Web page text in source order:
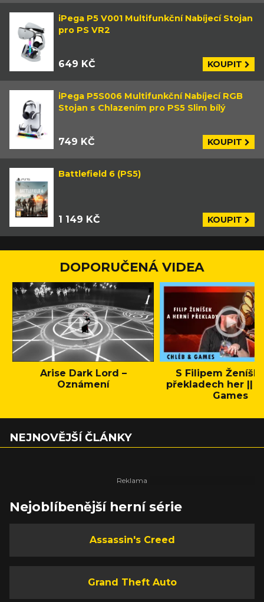
iPega P5 V001 Multifunkční Nabíjecí Stojan
pro PS VR2
649 KČ KOUPIT
iPega P5S006 Multifunkční Nabíjecí RGB
Stojan s Chlazením pro PS5 Slim bílý
749 KČ KOUPIT
Battlefield 6 (PS5)
1 149 KČ KOUPIT
DOPORUČENÁ VIDEA
Arise Dark Lord –
Oznámení
S Filipem
překladech her ||
Games
NEJNOVĚJŠÍ ČLÁNKY
Nejoblíbenější herní série
Assassin's Creed
Grand Theft Auto